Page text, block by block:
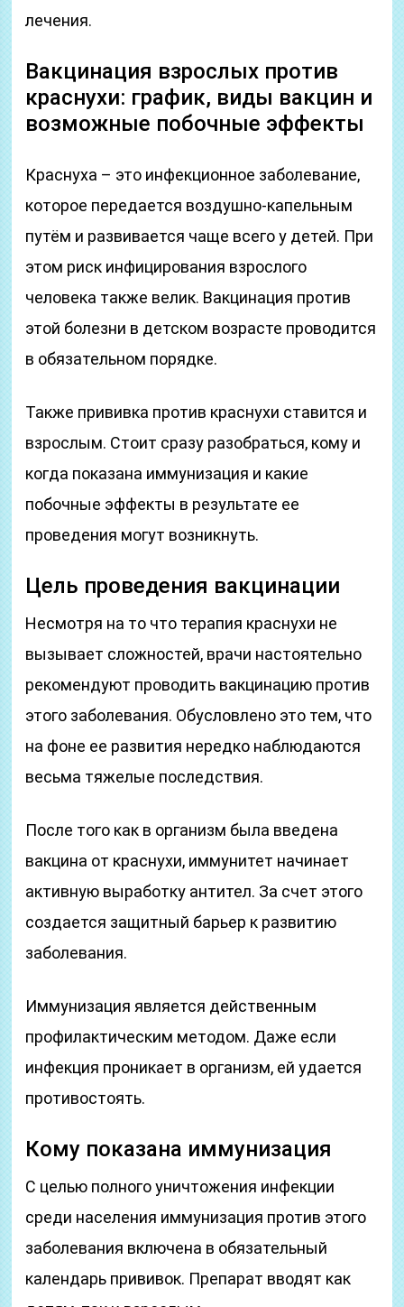
лечения.
Вакцинация взрослых против
краснухи: график, виды вакцин и
возможные побочные эффекты
Краснуха – это инфекционное заболевание,
которое передается воздушно-капельным
путём и развивается чаще всего у детей. При
этом риск инфицирования взрослого
человека также велик. Вакцинация против
этой болезни в детском возрасте проводится
в обязательном порядке.
Также прививка против краснухи ставится и
взрослым. Стоит сразу разобраться, кому и
когда показана иммунизация и какие
побочные эффекты в результате ее
проведения могут возникнуть.
Цель проведения вакцинации
Несмотря на то что терапия краснухи не
вызывает сложностей, врачи настоятельно
рекомендуют проводить вакцинацию против
этого заболевания. Обусловлено это тем, что
на фоне ее развития нередко наблюдаются
весьма тяжелые последствия.
После того как в организм была введена
вакцина от краснухи, иммунитет начинает
активную выработку антител. За счет этого
создается защитный барьер к развитию
заболевания.
Иммунизация является действенным
профилактическим методом. Даже если
инфекция проникает в организм, ей удается
противостоять.
Кому показана иммунизация
С целью полного уничтожения инфекции
среди населения иммунизация против этого
заболевания включена в обязательный
календарь прививок. Препарат вводят как